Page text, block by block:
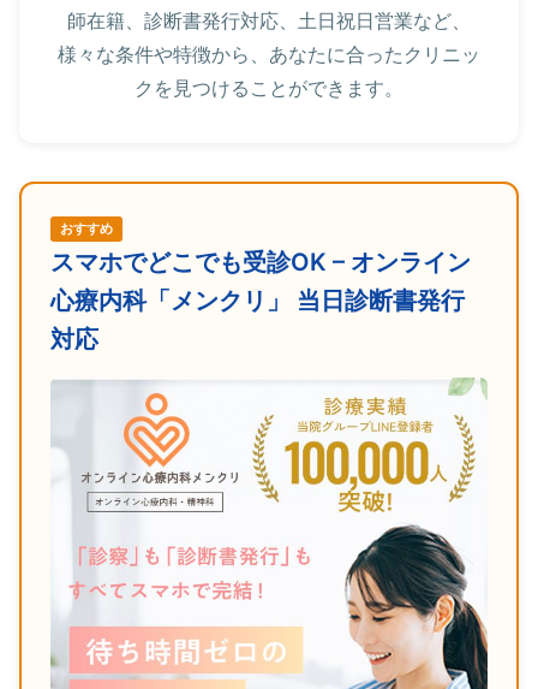
師在籍、診断書発行対応、土日祝日営業など、
様々な条件や特徴から、あなたに合ったクリニッ
クを見つけることができます。
おすすめ
スマホでどこでも受診OK – オンライン
心療内科「メンクリ」 当日診断書発行
対応